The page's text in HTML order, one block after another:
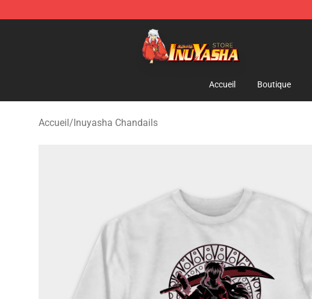
Inuyasha Store - Official Inuyasha Merchandise Shop
Accueil Boutique
Accueil/Inuyasha Chandails